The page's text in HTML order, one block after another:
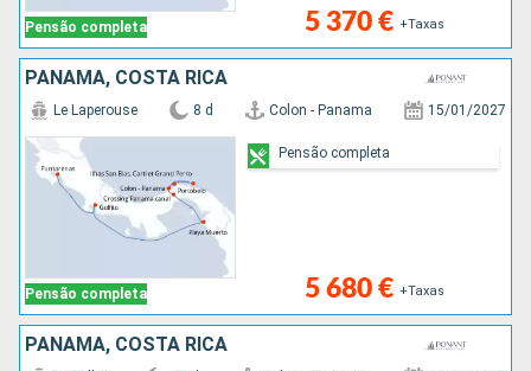
Pensão completa 5 370 € +Taxas
PANAMA, COSTA RICA
Pensão completa
Le Laperouse 8 d Colon - Panama 15/01/2027
5 680 € +Taxas
Pensão completa
PANAMA, COSTA RICA